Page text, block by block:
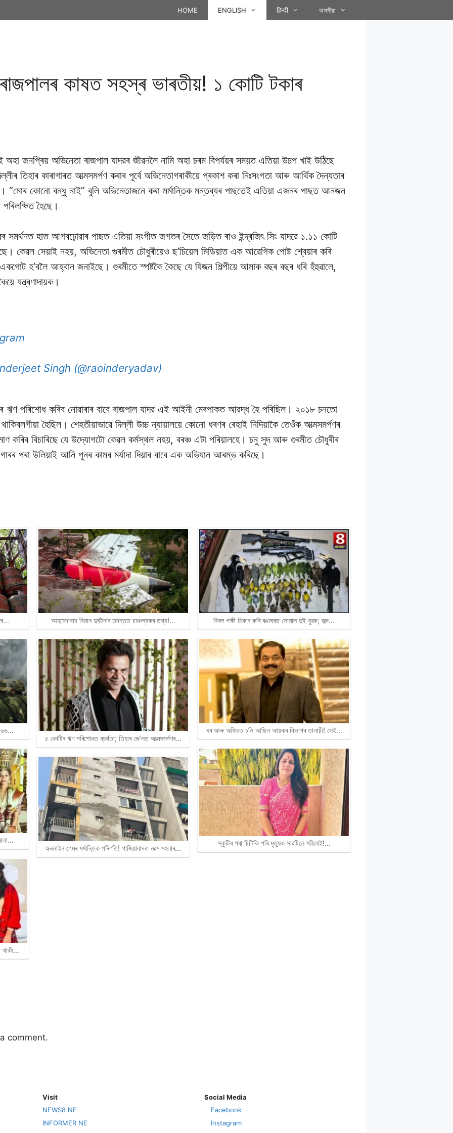
HOME ENGLISH हिन्दी অসমীয়া
ৰাজপালৰ কাষত সহস্ৰ ভাৰতীয়! ১ কোটি টকাৰ
অহা জনপ্ৰিয় অভিনেতা ৰাজপাল যাদৱৰ জীৱনলৈ নামি অহা চৰম বিপৰ্যয়ৰ সময়ত এতিয়া উচপ খাই উঠিছে
তিহাৰ কাৰাগাৰত আত্মসমৰ্পণ কৰাৰ পূৰ্বে অভিনেতাগৰাকীয়ে প্ৰকাশ কৰা নিঃসংগতা আৰু আৰ্থিক দৈন্যতাৰ
“মোৰ কোনো বন্ধু নাই” বুলি অভিনেতাজনে কৰা মৰ্মান্তিক মন্তব্যৰ পাছতেই এতিয়া এজনৰ পাছত আনজন
হৈছে।
সমৰ্থনত হাত আগবঢ়োৱাৰ পাছত এতিয়া সংগীত জগতৰ সৈতে জড়িত ৰাও ইন্দ্ৰজিৎ সিং যাদৱে ১.১১ কোটি
কেৱল সেয়াই নহয়, অভিনেতা গুৰমীত চৌধুৰীয়েও ছ’চিয়েল মিডিয়াত এক আৱেগিক পোষ্ট শ্বেয়াৰ কৰি
হ’বলৈ আহ্বান জনাইছে। গুৰমীতে স্পষ্টকৈ কৈছে যে যিজন শিল্পীয়ে আমাক বছৰ বছৰ ধৰি হঁহুৱালে,
যন্ত্ৰণাদায়ক।
Singh (@raoinderyadav)
পৰিশোধ কৰিব নোৱাৰাৰ বাবে ৰাজপাল যাদৱ এই আইনী মেৰপাকত আৱদ্ধ হৈ পৰিছিল। ২০১৮ চনতো
হৈছিল। শেহতীয়াভাৱে দিল্লী উচ্চ ন্যায়ালয়ে কোনো ধৰণৰ ৰেহাই নিদিয়াকৈ তেওঁক আত্মসমৰ্পণৰ
কৰিব বিচাৰিছে যে উদ্যোগটো কেৱল কৰ্মস্থল নহয়, বৰঞ্চ এটা পৰিয়ালহে। চনু সুদ আৰু গুৰমীত চৌধুৰীৰ
পৰা উলিয়াই আনি পুনৰ কামৰ মৰ্যাদা দিয়াৰ বাবে এক অভিযান আৰম্ভ কৰিছে।
৬৬…
খাকী…
আহমেদাবাদ বিমান দুৰ্ঘটনাৰ তদন্তত চাঞ্চল্যকৰ তথ্য!…
৫ কোটিৰ ঋণ পৰিশোধত ব্যৰ্থতা; তিহাৰ জে’লত আত্মসমৰ্পণৰ…
অনলাইন গেমৰ মৰ্মান্তিক পৰিণতি! গাজিয়াবাদত নৱম মহলাৰ…
বিৰল পক্ষী চিকাৰ কৰি ৰঙাঘৰত সোমাল দুই যুৱক; জব্দ…
ঘৰ আৰু অফিচত চলি আছিল আয়কৰ বিভাগৰ তালাচী! সেই…
স্কুটিৰ পৰা চিটিকি পৰি মৃত্যুক সাৱটিলে মহিলাই!…
comment.
Visit
NEWS8 NE
INFORMER NE
Social Media
Facebook
Instagram